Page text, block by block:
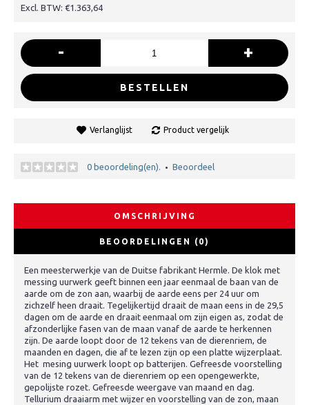
Excl. BTW: €1.363,64
- +
BESTELLEN
Verlanglijst Product vergelijk
0 beoordeling(en). • Beoordeel
OMSCHRIJVING
BEOORDELINGEN (0)
Een meesterwerkje van de Duitse fabrikant Hermle. De klok met
messing uurwerk geeft binnen een jaar eenmaal de baan van de
aarde om de zon aan, waarbij de aarde eens per 24 uur om
zichzelf heen draait. Tegelijkertijd draait de maan eens in de 29,5
dagen om de aarde en draait eenmaal om zijn eigen as, zodat de
afzonderlijke fasen van de maan vanaf de aarde te herkennen
zijn. De aarde loopt door de 12 tekens van de dierenriem, de
maanden en dagen, die af te lezen zijn op een platte wijzerplaat.
Het mesing uurwerk loopt op batterijen. Gefreesde voorstelling
van de 12 tekens van de dierenriem op een opengewerkte,
gepolijste rozet. Gefreesde weergave van maand en dag.
Tellurium draaiarm met wijzer en voorstelling van de zon, maan